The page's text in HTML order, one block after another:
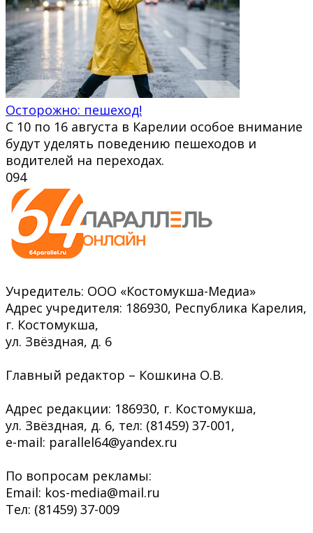
Осторожно: пешеход!
С 10 по 16 августа в Карелии особое внимание
будут уделять поведению пешеходов и
водителей на переходах.
094
Учредитель: ООО «Костомукша-Медиа»
Адрес учредителя: 186930, Республика Карелия,
г. Костомукша,
ул. Звёздная, д. 6
Главный редактор – Кошкина О.В.
Адрес редакции: 186930, г. Костомукша,
ул. Звёздная, д. 6, тел: (81459) 37-001,
e-mail: parallel64@yandex.ru
По вопросам рекламы:
Email: kos-media@mail.ru
Тел: (81459) 37-009